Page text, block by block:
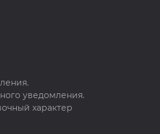
уведомления.
характер